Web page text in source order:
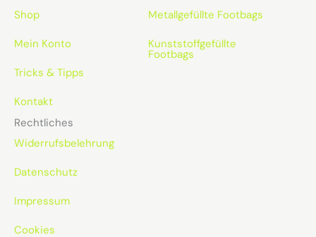
Shop
Mein Konto
Tricks & Tipps
Kontakt
Metallgefüllte Footbags
Kunststoffgefüllte
Footbags
Rechtliches
Widerrufsbelehrung
Datenschutz
Impressum
Cookies